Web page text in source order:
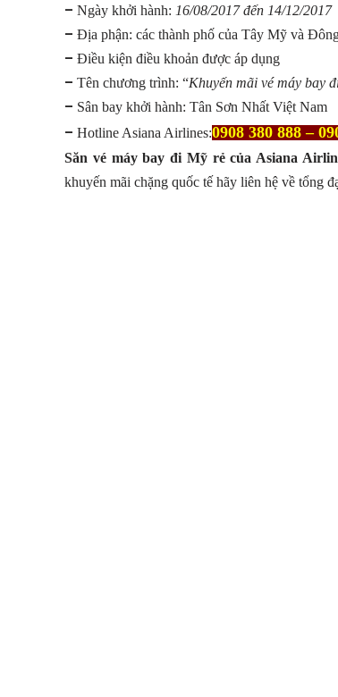
– Ngày khởi hành: 16/08/2017 đến 14/12/2017
– Địa phận: các thành phố của Tây Mỹ và
– Điều kiện điều khoản được áp dụng
– Tên chương trình: “Khuyến mãi vé máy bay
– Sân bay khởi hành: Tân Sơn Nhất Việt Nam
– Hotline Asiana Airlines:0908 380 888 –
Săn vé máy bay đi Mỹ rẻ của Asiana
khuyến mãi chặng quốc tế hãy liên hệ về tổng